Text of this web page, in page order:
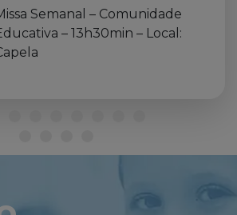
Semanal – Comunidade
– 13h30min – Local: